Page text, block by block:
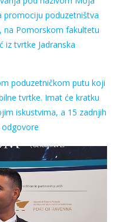
promociju poduzetništva
Pomorskom fakultetu
iz tvrtke Jadranska
poduzetničkom putu koji
tvrtke. Imat će kratku
iskustvima, a 15 zadnjih